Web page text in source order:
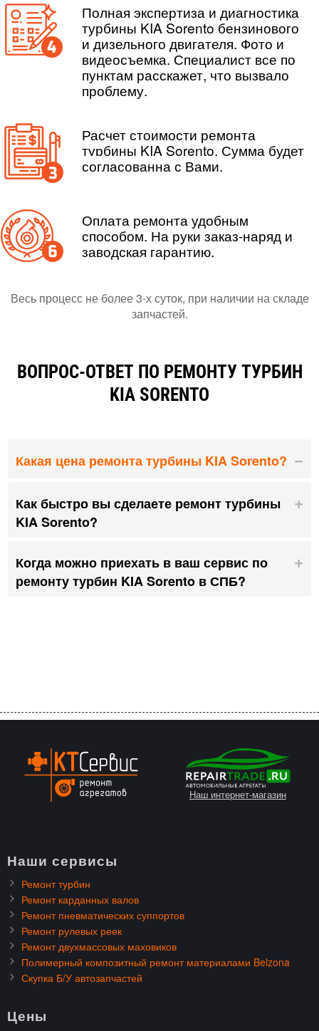
Полная экспертиза и диагностика
турбины KIA Sorento бензинового
и дизельного двигателя. Фото и
видеосъемка. Специалист все по
пунктам расскажет, что вызвало
проблему.
Расчет стоимости ремонта
турбины KIA Sorento. Сумма будет
согласованна с Вами.
Оплата ремонта удобным
способом. На руки заказ-наряд и
заводская гарантию.
Весь процесс не более 3-х суток, при наличии на складе
запчастей.
ВОПРОС-ОТВЕТ ПО РЕМОНТУ ТУРБИН
KIA SORENTO
Какая цена ремонта турбины KIA Sorento?
Как быстро вы сделаете ремонт турбины
KIA Sorento?
Когда можно приехать в ваш сервис по
ремонту турбин KIA Sorento в СПБ?
Наш интернет-магазин
Наши сервисы
Ремонт турбин
Ремонт карданных валов
Ремонт пневматических суппортов
Ремонт рулевых реек
Ремонт двухмассовых маховиков
Полимерный композитный ремонт материалами Belzona
Скупка Б/У автозапчастей
Цены